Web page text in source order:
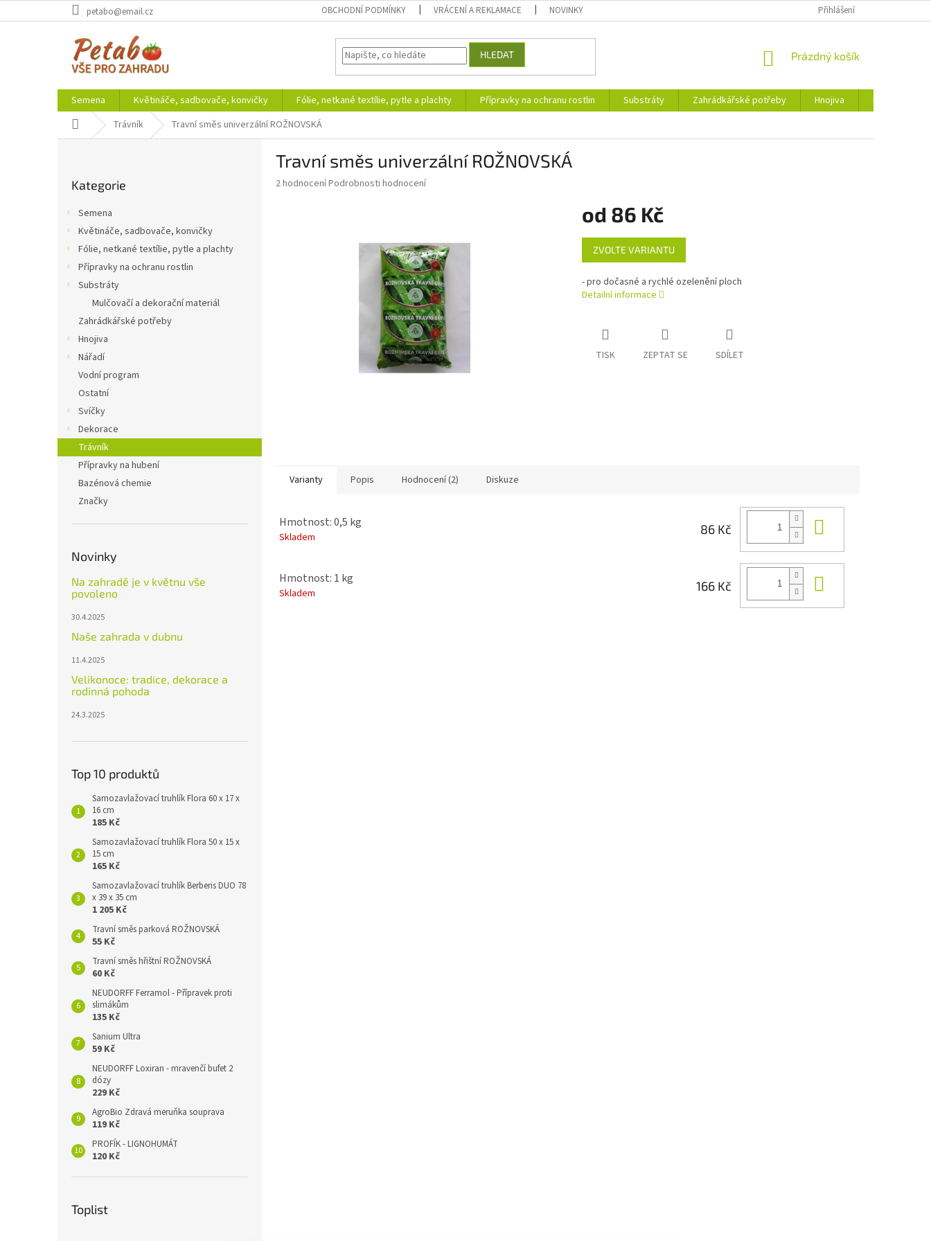
na
petabo@email.cz OBCHODNÍ PODMÍNKY VRÁCENÍ A REKLAMACE NOVINKY Přihlášení
HLEDAT
NÁKUPNÍ
Prázdný košík
Semena Květináče, sadbovače, konvičky Fólie, netkané textílie, pytle a plachty Přípravky na ochranu rostlin Substráty Zahrádkářské potřeby Hnojiva Nářadí
Domů Trávník Travní směs univerzální ROŽNOVSKÁ
kategorie
Kategorie
Semena
Květináče, sadbovače, konvičky
Fólie, netkané textílie, pytle a plachty
Přípravky na ochranu rostlin
Substráty
Mulčovačí a dekorační materiál
Zahrádkářské potřeby
Hnojiva
Nářadí
Vodní program
Ostatní
Svíčky
Dekorace
Trávník
Přípravky na hubení
Bazénová chemie
Značky
Novinky
Na zahradě je v květnu vše
povoleno
30.4.2025
Naše zahrada v dubnu
11.4.2025
Velikonoce: tradice, dekorace a
rodinná pohoda
24.3.2025
Top 10 produktů
Samozavlažovací truhlík Flora 60 x 17 x
16 cm
185 Kč
Samozavlažovací truhlík Flora 50 x 15 x
15 cm
165 Kč
Samozavlažovací truhlík Berberis DUO 78
x 39 x 35 cm
1 205 Kč
Travní směs parková ROŽNOVSKÁ
55 Kč
Travní směs hřištní ROŽNOVSKÁ
60 Kč
NEUDORFF Ferramol - Přípravek proti
slimákům
135 Kč
Sanium Ultra
59 Kč
NEUDORFF Loxiran - mravenčí bufet 2
dózy
229 Kč
AgroBio Zdravá meruňka souprava
119 Kč
PROFÍK - LIGNOHUMÁT
120 Kč
Toplist
Travní směs univerzální ROŽNOVSKÁ
Průměrné
2 hodnoceníPodrobnosti hodnocení
od 86 Kč
Měrná
cena:
ZVOLTE VARIANTU
- pro dočasné a rychlé ozelenění ploch
Detailní informace
TISK ZEPTAT SE SDÍLET
Varianty Popis Hodnocení (2) Diskuze
Hmotnost: 0,5 kg
Skladem
86 Kč
Hmotnost: 1 kg
Skladem
166 Kč